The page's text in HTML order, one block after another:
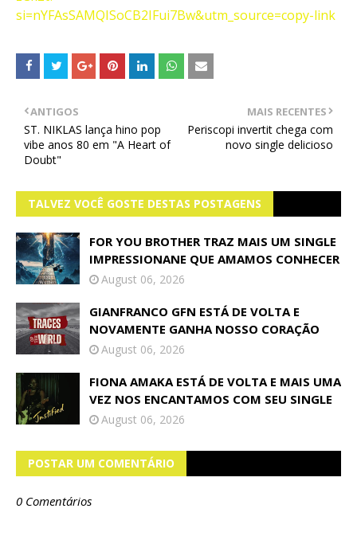
si=nYFAsSAMQISoCB2IFui7Bw&utm_source=copy-link
MAIS RECENTES
Periscopi invertit chega com
novo single delicioso
ANTIGOS
ST. NIKLAS lança hino pop
vibe anos 80 em "A Heart of
Doubt"
TALVEZ VOCÊ GOSTE DESTAS POSTAGENS
FOR YOU BROTHER TRAZ MAIS UM SINGLE
IMPRESSIONANE QUE AMAMOS CONHECER
August 06, 2026
GIANFRANCO GFN ESTÁ DE VOLTA E
NOVAMENTE GANHA NOSSO CORAÇÃO
August 06, 2026
FIONA AMAKA ESTÁ DE VOLTA E MAIS UMA
VEZ NOS ENCANTAMOS COM SEU SINGLE
August 06, 2026
POSTAR UM COMENTÁRIO
0 Comentários